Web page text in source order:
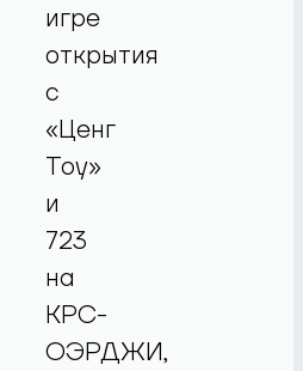
игре
открытия
с
«Ценг
Тоу»
и
723
на
КРС-
ОЭРДЖИ,